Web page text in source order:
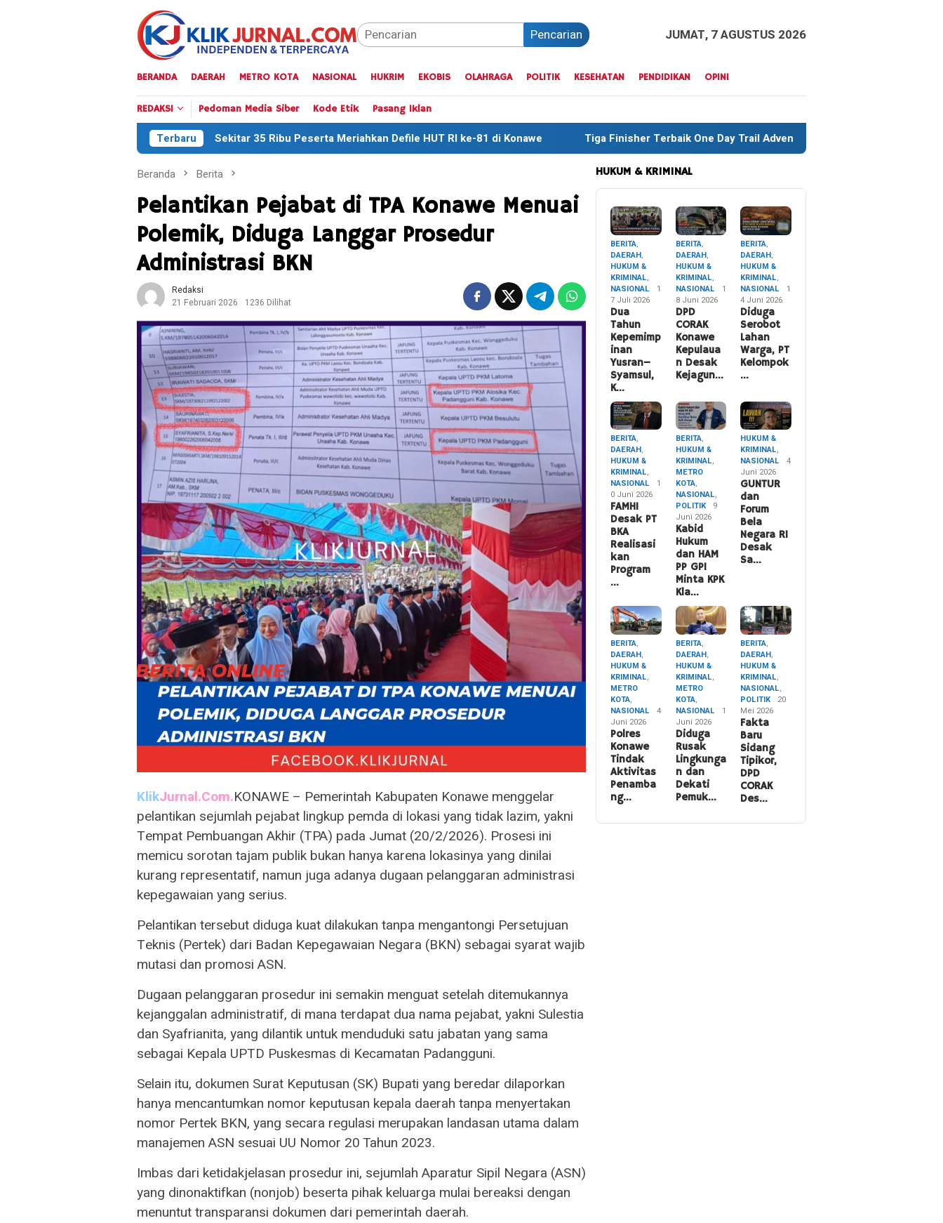
Pencarian JUMAT, 7 AGUSTUS 2026
BERANDA DAERAH METRO KOTA NASIONAL HUKRIM EKOBIS OLAHRAGA POLITIK KESEHATAN PENDIDIKAN OPINI
REDAKSI Pedoman Media Siber Kode Etik Pasang Iklan
Terbaru
Sekitar 35 Ribu Peserta Meriahkan Defile HUT RI ke-81 di Konawe Tiga Finisher Terbaik One Day Trail Adventure Liwu Mokesa Berhasil Taklukkan Jalur
Beranda Berita
​Pelantikan Pejabat di TPA Konawe Menuai
Polemik, Diduga Langgar Prosedur
Administrasi BKN
Redaksi
21 Februari 2026
1236 Dilihat
KlikJurnal.Com.KONAWE – Pemerintah Kabupaten Konawe menggelar
pelantikan sejumlah pejabat lingkup pemda di lokasi yang tidak lazim, yakni
Tempat Pembuangan Akhir (TPA) pada Jumat (20/2/2026). Prosesi ini
memicu sorotan tajam publik bukan hanya karena lokasinya yang dinilai
kurang representatif, namun juga adanya dugaan pelanggaran administrasi
kepegawaian yang serius.
Pelantikan tersebut diduga kuat dilakukan tanpa mengantongi Persetujuan
Teknis (Pertek) dari Badan Kepegawaian Negara (BKN) sebagai syarat wajib
mutasi dan promosi ASN.
​Dugaan pelanggaran prosedur ini semakin menguat setelah ditemukannya
kejanggalan administratif, di mana terdapat dua nama pejabat, yakni Sulestia
dan Syafrianita, yang dilantik untuk menduduki satu jabatan yang sama
sebagai Kepala UPTD Puskesmas di Kecamatan Padangguni.
Selain itu, dokumen Surat Keputusan (SK) Bupati yang beredar dilaporkan
hanya mencantumkan nomor keputusan kepala daerah tanpa menyertakan
nomor Pertek BKN, yang secara regulasi merupakan landasan utama dalam
manajemen ASN sesuai UU Nomor 20 Tahun 2023.
​Imbas dari ketidakjelasan prosedur ini, sejumlah Aparatur Sipil Negara (ASN)
yang dinonaktifkan (nonjob) beserta pihak keluarga mulai bereaksi dengan
menuntut transparansi dokumen dari pemerintah daerah.
HUKUM & KRIMINAL
BERITA,
DAERAH,
HUKUM &
KRIMINAL,
NASIONAL
1
7 Juli 2026
Dua
Tahun
Kepemimp
inan
Yusran–
Syamsul,
K…
BERITA,
DAERAH,
HUKUM &
KRIMINAL,
NASIONAL
1
8 Juni 2026
DPD
CORAK
Konawe
Kepulaua
n Desak
Kejagun…
BERITA,
DAERAH,
HUKUM &
KRIMINAL,
NASIONAL
1
4 Juni 2026
Diduga
Serobot
Lahan
Warga, PT
Kelompok
…
BERITA,
DAERAH,
HUKUM &
KRIMINAL,
NASIONAL
1
0 Juni 2026
FAMHI
Desak PT
BKA
Realisasi
kan
Program
…
BERITA,
HUKUM &
KRIMINAL,
METRO
KOTA,
NASIONAL,
POLITIK
9
Juni 2026
Kabid
Hukum
dan HAM
PP GPI
Minta KPK
Kla…
HUKUM &
KRIMINAL,
NASIONAL
4
Juni 2026
GUNTUR
dan
Forum
Bela
Negara RI
Desak
Sa…
BERITA,
DAERAH,
HUKUM &
KRIMINAL,
METRO
KOTA,
NASIONAL
4
Juni 2026
Polres
Konawe
Tindak
Aktivitas
Penamba
ng…
BERITA,
DAERAH,
HUKUM &
KRIMINAL,
METRO
KOTA,
NASIONAL
1
Juni 2026
Diduga
Rusak
Lingkunga
n dan
Dekati
Pemuk…
BERITA,
DAERAH,
HUKUM &
KRIMINAL,
NASIONAL,
POLITIK
20
Mei 2026
Fakta
Baru
Sidang
Tipikor,
DPD
CORAK
Des…